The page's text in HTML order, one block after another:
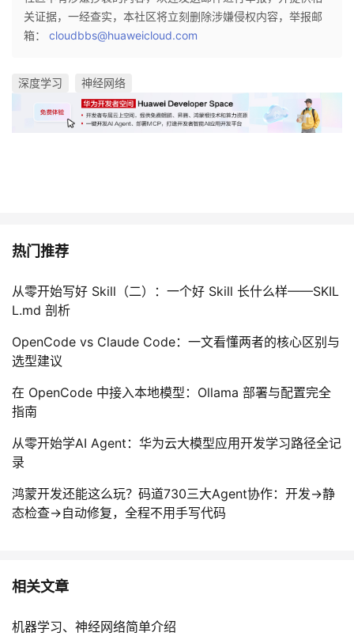
关证据，一经查实，本社区将立刻删除涉嫌侵权内容，举报邮
箱： cloudbbs@huaweicloud.com
深度学习 神经网络
热门推荐
从零开始写好 Skill（二）：一个好 Skill 长什么样——SKIL
L.md 剖析
OpenCode vs Claude Code：一文看懂两者的核心区别与
选型建议
在 OpenCode 中接入本地模型：Ollama 部署与配置完全
指南
从零开始学AI Agent：华为云大模型应用开发学习路径全记
录
鸿蒙开发还能这么玩？码道730三大Agent协作：开发→静
态检查→自动修复，全程不用手写代码
相关文章
机器学习、神经网络简单介绍